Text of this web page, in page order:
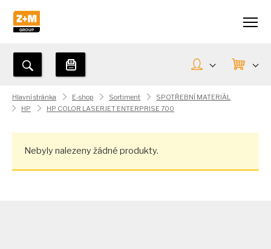
Hlavní stránka E-shop Sortiment
SPOTŘEBNÍ MATERIÁL
HP
HP COLOR LASERJET ENTERPRISE 700
Nebyly nalezeny žádné produkty.